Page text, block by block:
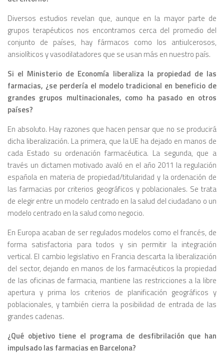
Diversos estudios revelan que, aunque en la mayor parte de
grupos terapéuticos nos encontramos cerca del promedio del
conjunto de países, hay fármacos como los antiulcerosos,
ansiolíticos y vasodilatadores que se usan más en nuestro país.
Si el Ministerio de Economía liberaliza la propiedad de las
farmacias, ¿se perdería el modelo tradicional en beneficio de
grandes grupos multinacionales, como ha pasado en otros
países?
En absoluto. Hay razones que hacen pensar que no se producirá
dicha liberalización. La primera, que la UE ha dejado en manos de
cada Estado su ordenación farmacéutica. La segunda, que a
través un dictamen motivado avaló en el año 2011 la regulación
española en materia de propiedad/titularidad y la ordenación de
las farmacias por criterios geográficos y poblacionales. Se trata
de elegir entre un modelo centrado en la salud del ciudadano o un
modelo centrado en la salud como negocio.
En Europa acaban de ser regulados modelos como el francés, de
forma satisfactoria para todos y sin permitir la integración
vertical. El cambio legislativo en Francia descarta la liberalización
del sector, dejando en manos de los farmacéuticos la propiedad
de las oficinas de farmacia, mantiene las restricciones a la libre
apertura y prima los criterios de planificación geográficos y
poblacionales, y también cierra la posibilidad de entrada de las
grandes cadenas.
¿Qué objetivo tiene el programa de desfibrilación que han
impulsado las farmacias en Barcelona?